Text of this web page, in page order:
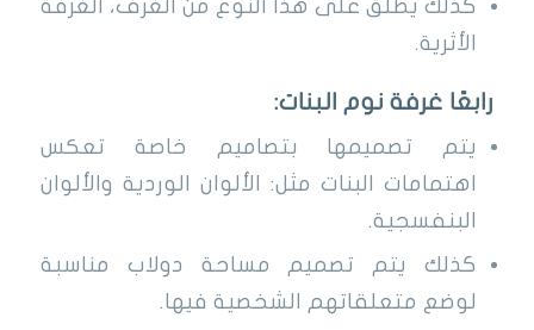
كذلك يطلق على هذا النوع من الغرف، الغرفة
الأثرية.
رابعًا غرفة نوم البنات:
يتم تصميمها بتصاميم خاصة تعكس
اهتمامات البنات مثل: الألوان الوردية والألوان
البنفسجية.
كذلك يتم تصميم مساحة دولاب مناسبة
لوضع متعلقاتهم الشخصية فيها.